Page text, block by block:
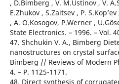
, D.Bimberg , V. M.Ustinov , V.
E.Zhukov , S.Zaitsev , P.
, A. O.Kosogov, P.Werner ,
State Electronics. – 1996. – Vol.
47. Shchukin V. A., Bimberg
nanostructures on crystal
Bimberg // Reviews of Modern
4. – P. 1125-1171.
48. Direct synthesis of